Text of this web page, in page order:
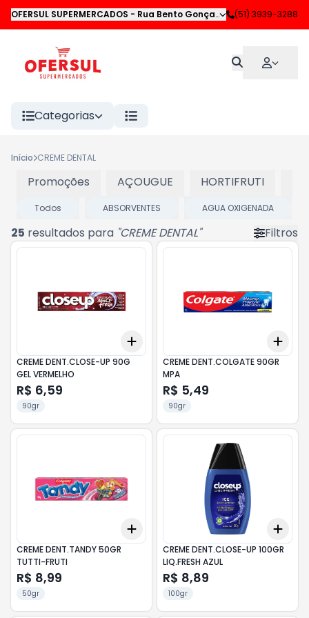
OFERSUL SUPERMERCADOS - Rua Bento Gonçalves, Novo Hamburgo
(51) 3939-3288
Categorias
Início CREME DENTAL
Promoções AÇOUGUE HORTIFRUTI
Todos ABSORVENTES AGUA OXIGENADA
25 resultados para "CREME DENTAL" Filtros
Add
CREME DENT.CLOSE-UP 90G
GEL VERMELHO
R$ 6,59
90gr
Add
CREME DENT.COLGATE 90GR
MPA
R$ 5,49
90gr
Add
CREME DENT.TANDY 50GR
TUTTI-FRUTI
R$ 8,99
50gr
Add
CREME DENT.CLOSE-UP 100GR
LIQ.FRESH AZUL
R$ 8,89
100gr